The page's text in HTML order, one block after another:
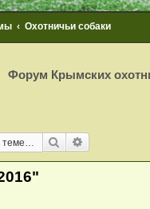
Охотничьи собаки
Форум Крымских
Поиск